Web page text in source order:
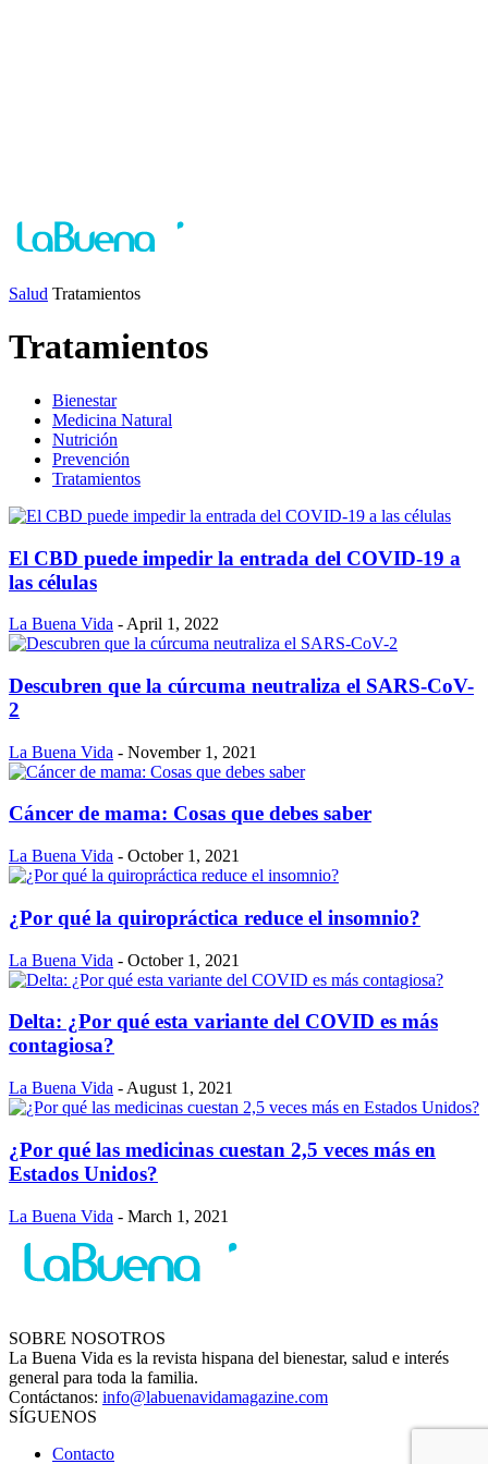
Salud Tratamientos
Tratamientos
Bienestar
Medicina Natural
Nutrición
Prevención
Tratamientos
El CBD puede impedir la entrada del COVID-19 a
las células
La Buena Vida - April 1, 2022
Descubren que la cúrcuma neutraliza el SARS-CoV-
2
La Buena Vida - November 1, 2021
Cáncer de mama: Cosas que debes saber
La Buena Vida - October 1, 2021
¿Por qué la quiropráctica reduce el insomnio?
La Buena Vida - October 1, 2021
Delta: ¿Por qué esta variante del COVID es más
contagiosa?
La Buena Vida - August 1, 2021
¿Por qué las medicinas cuestan 2,5 veces más en
Estados Unidos?
La Buena Vida - March 1, 2021
SOBRE NOSOTROS
La Buena Vida es la revista hispana del bienestar, salud e interés
general para toda la familia.
Contáctanos: info@labuenavidamagazine.com
SÍGUENOS
Contacto